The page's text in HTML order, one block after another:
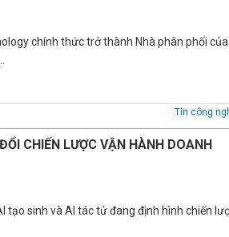
chính thức trở thành Nhà phân phối của
Tin công
CHIẾN LƯỢC VẬN HÀNH DOANH
tạo sinh và AI tác tử đang định hình chiến